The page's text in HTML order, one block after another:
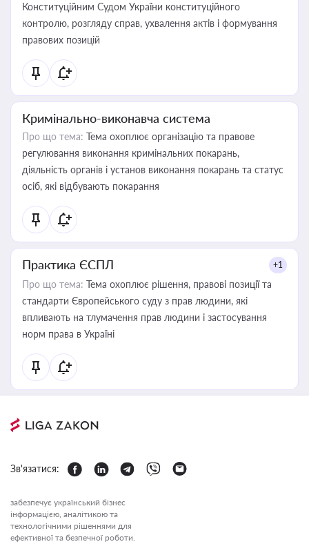
Конституційним Судом України конституційного
контролю, розгляду справ, ухвалення актів і формування
правових позицій
Кримінально-виконавча система
Про що тема: Тема охоплює організацію та правове
регулювання виконання кримінальних покарань,
діяльність органів і установ виконання покарань та статус
осіб, які відбувають покарання
Практика ЄСПЛ +1
Про що тема: Тема охоплює рішення, правові позиції та
стандарти Європейського суду з прав людини, які
впливають на тлумачення прав людини і застосування
норм права в Україні
Зв'язатися:
забезпечує український бізнес
інформацією, аналітикою та
технологічними рішеннями для
ефективної та безпечної роботи.